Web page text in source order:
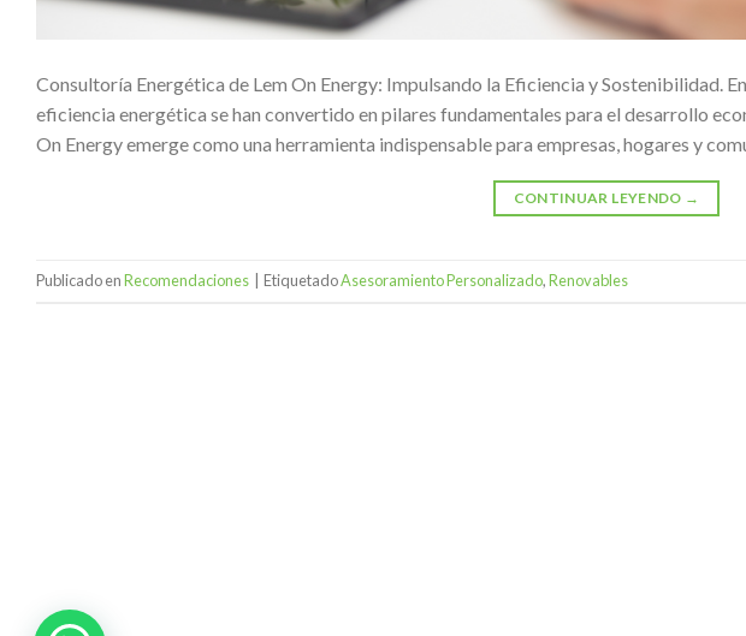
Consultoría Energética de Lem On Energy: Impulsando la Eficiencia y Sostenibilidad.
eficiencia energética se han convertido en pilares fundamentales para el desarrollo
On Energy emerge como una herramienta indispensable para empresas, hogares y
CONTINUAR LEYENDO →
Publicado enRecomendaciones EtiquetadoAsesoramiento Personalizado,Renovables